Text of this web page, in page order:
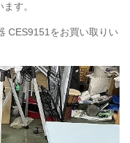
す。
CES9151 をお買い取りい